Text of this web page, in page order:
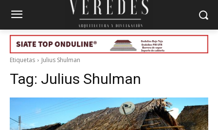
Etiquetas Julius Shulman
Tag: Julius Shulman